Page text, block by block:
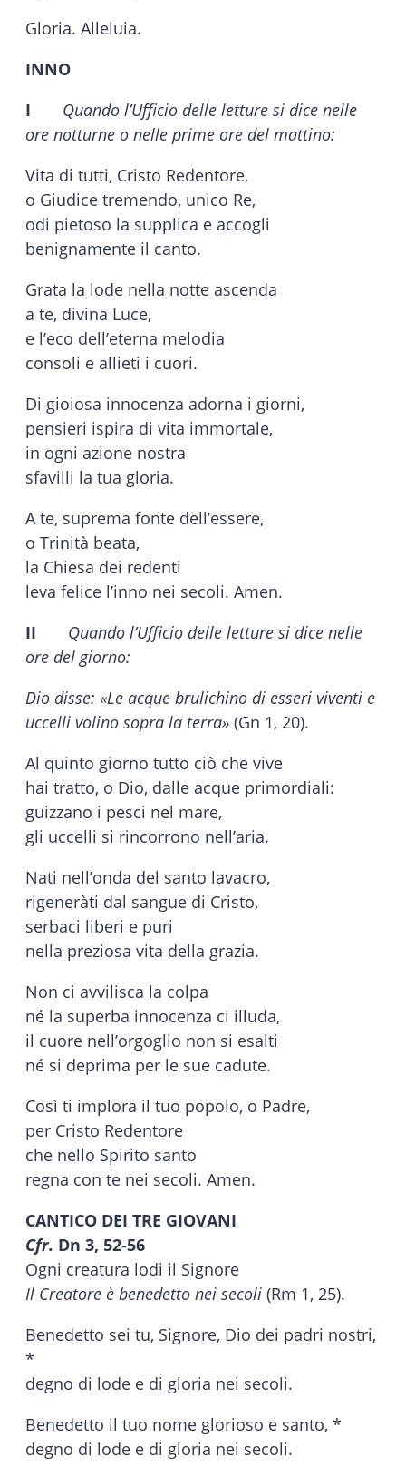
Gloria. Alleluia.
INNO
I
Quando l’Ufficio delle letture si dice nelle
ore notturne o nelle prime ore del mattino:
Vita di tutti, Cristo Redentore,
o Giudice tremendo, unico Re,
odi pietoso la supplica e accogli
benignamente il canto.
Grata la lode nella notte ascenda
a te, divina Luce,
e l’eco dell’eterna melodia
consoli e allieti i cuori.
Di gioiosa innocenza adorna i giorni,
pensieri ispira di vita immortale,
in ogni azione nostra
sfavilli la tua gloria.
A te, suprema fonte dell’essere,
o Trinità beata,
la Chiesa dei redenti
leva felice l’inno nei secoli. Amen.
II Quando l’Ufficio delle letture si dice nelle
ore del giorno:
Dio disse: «Le acque brulichino di esseri viventi e
uccelli volino sopra la terra» (Gn 1, 20).
Al quinto giorno tutto ciò che vive
hai tratto, o Dio, dalle acque primordiali:
guizzano i pesci nel mare,
gli uccelli si rincorrono nell’aria.
Nati nell’onda del santo lavacro,
rigeneràti dal sangue di Cristo,
serbaci liberi e puri
nella preziosa vita della grazia.
Non ci avvilisca la colpa
né la superba innocenza ci illuda,
il cuore nell’orgoglio non si esalti
né si deprima per le sue cadute.
Così ti implora il tuo popolo, o Padre,
per Cristo Redentore
che nello Spirito santo
regna con te nei secoli. Amen.
CANTICO DEI TRE GIOVANI
Cfr. Dn 3, 52-56
Ogni creatura lodi il Signore
Il Creatore è benedetto nei secoli (Rm 1, 25).
Benedetto sei tu, Signore, Dio dei padri nostri,
*
degno di lode e di gloria nei secoli.
Benedetto il tuo nome glorioso e santo, *
degno di lode e di gloria nei secoli.